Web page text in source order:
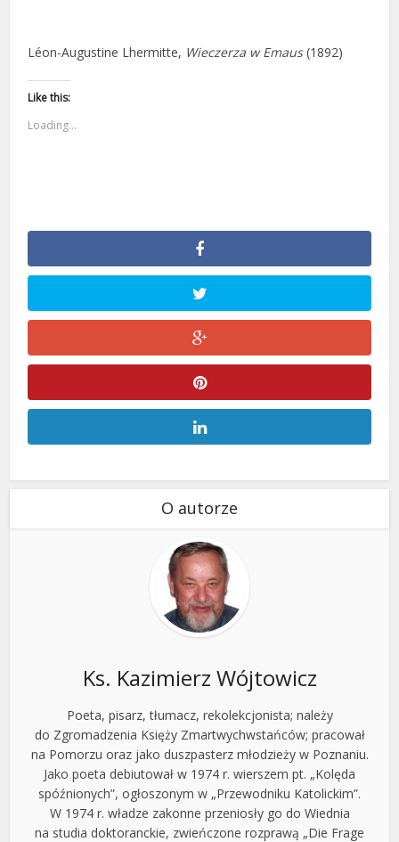
Léon-Augustine Lhermitte, Wieczerza w Emaus(1892)
Like this:
Loading...
O autorze
Ks. Kazimierz Wójtowicz
Poeta, pisarz, tłumacz, rekolekcjonista; należy
do Zgromadzenia Księży Zmartwychwstańców; pracował
na Pomorzu oraz jako duszpasterz młodzieży w Poznaniu.
Jako poeta debiutował w 1974 r. wierszem pt. „Kolęda
spóźnionych”, ogłoszonym w „Przewodniku Katolickim”.
W 1974 r. władze zakonne przeniosły go do Wiednia
na studia doktoranckie, zwieńczone rozprawą „Die Frage